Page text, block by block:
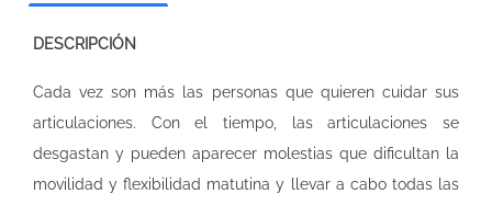
DESCRIPCIÓN
Cada vez son más las personas que quieren cuidar sus
articulaciones. Con el tiempo, las articulaciones se
desgastan y pueden aparecer molestias que dificultan la
movilidad y flexibilidad matutina y llevar a cabo todas las